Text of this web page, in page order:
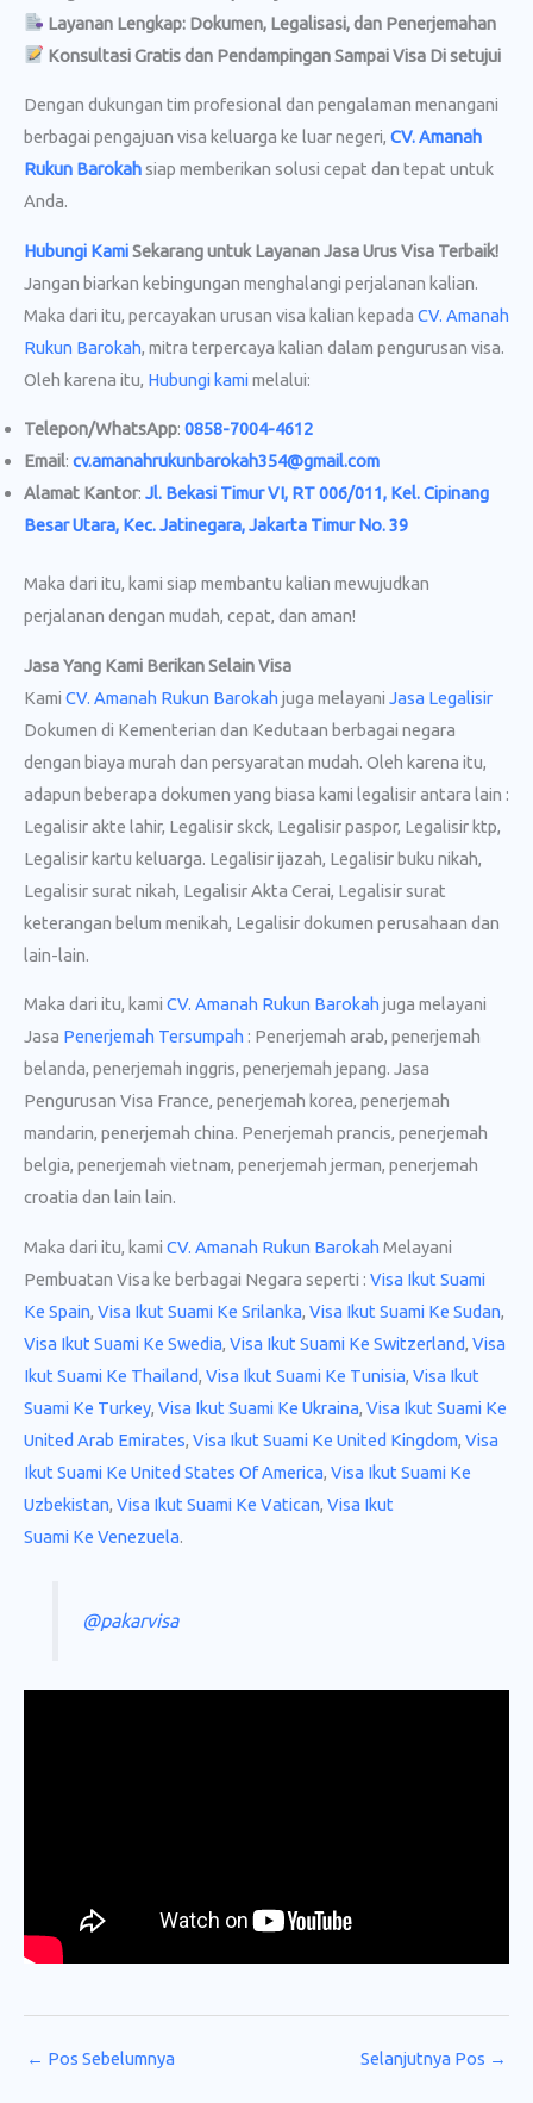
Layanan Lengkap: Dokumen, Legalisasi, dan Penerjemahan
Konsultasi Gratis dan Pendampingan Sampai Visa Di setujui
Dengan dukungan tim profesional dan pengalaman menangani
berbagai pengajuan visa keluarga ke luar negeri, CV. Amanah
Rukun Barokahsiap memberikan solusi cepat dan tepat untuk
Anda.
Hubungi KamiSekarang untuk Layanan Jasa Urus Visa Terbaik!
Jangan biarkan kebingungan menghalangi perjalanan kalian.
Maka dari itu, percayakan urusan visa kalian kepada CV. Amanah
Rukun Barokah, mitra terpercaya kalian dalam pengurusan visa.
Oleh karena itu, Hubungi kamimelalui:
Telepon/WhatsApp: 0858-7004-4612
Email: cv.amanahrukunbarokah354@gmail.com
Alamat Kantor: Jl. Bekasi Timur VI, RT 006/011, Kel. Cipinang
Besar Utara, Kec. Jatinegara, Jakarta Timur No. 39
Maka dari itu, kami siap membantu kalian mewujudkan
perjalanan dengan mudah, cepat, dan aman!
Jasa Yang Kami Berikan Selain Visa
Kami CV. Amanah Rukun Barokah juga melayani Jasa Legalisir
Dokumen di Kementerian dan Kedutaan berbagai negara
dengan biaya murah dan persyaratan mudah. Oleh karena itu,
adapun beberapa dokumen yang biasa kami legalisir antara lain :
Legalisir akte lahir, Legalisir skck, Legalisir paspor, Legalisir ktp,
Legalisir kartu keluarga. Legalisir ijazah, Legalisir buku nikah,
Legalisir surat nikah, Legalisir Akta Cerai, Legalisir surat
keterangan belum menikah, Legalisir dokumen perusahaan dan
lain-lain.
Maka dari itu, kami CV. Amanah Rukun Barokah juga melayani
Jasa Penerjemah Tersumpah : Penerjemah arab, penerjemah
belanda, penerjemah inggris, penerjemah jepang. Jasa
Pengurusan Visa France, penerjemah korea, penerjemah
mandarin, penerjemah china. Penerjemah prancis, penerjemah
belgia, penerjemah vietnam, penerjemah jerman, penerjemah
croatia dan lain lain.
Maka dari itu, kami CV. Amanah Rukun Barokah Melayani
Pembuatan Visa ke berbagai Negara seperti : Visa Ikut Suami
Ke Spain, Visa Ikut Suami Ke Srilanka, Visa Ikut Suami Ke Sudan,
Visa Ikut Suami Ke Swedia, Visa Ikut Suami Ke Switzerland, Visa
Ikut Suami Ke Thailand, Visa Ikut Suami Ke Tunisia, Visa Ikut
Suami Ke Turkey, Visa Ikut Suami Ke Ukraina, Visa Ikut Suami Ke
United Arab Emirates, Visa Ikut Suami Ke United Kingdom, Visa
Ikut Suami Ke United States Of America, Visa Ikut Suami Ke
Uzbekistan, Visa Ikut Suami Ke Vatican, Visa Ikut
Suami Ke Venezuela.
@pakarvisa
← Pos Sebelumnya Selanjutnya Pos →